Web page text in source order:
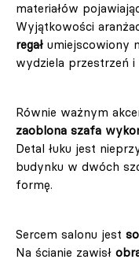
materiałów
Wyjątkowości
regał umiejscowiony
wydziela przestrzeń
Równie ważnym
zaoblona szafa
Detal łuku jest
budynku w dwóch
formę.
Sercem salonu jest
Na ścianie zawisł